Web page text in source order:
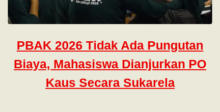
PBAK 2026 Tidak Ada Pungutan
Biaya, Mahasiswa Dianjurkan PO
Kaus Secara Sukarela